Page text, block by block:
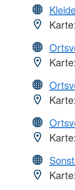
Karte:
Karte:
Karte:
Karte:
Karte: